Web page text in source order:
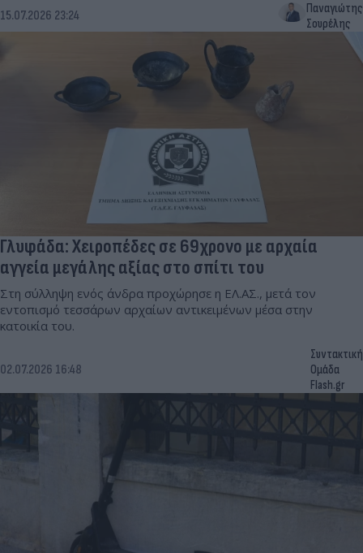
15.07.2026 23:24
Παναγιώτης
Σουρέλης
Γλυφάδα: Χειροπέδες σε 69χρονο με αρχαία
αγγεία μεγάλης αξίας στο σπίτι του
Στη σύλληψη ενός άνδρα προχώρησε η ΕΛ.ΑΣ., μετά τον
εντοπισμό τεσσάρων αρχαίων αντικειμένων μέσα στην
κατοικία του.
02.07.2026 16:48
Συντακτική
Ομάδα
Flash.gr